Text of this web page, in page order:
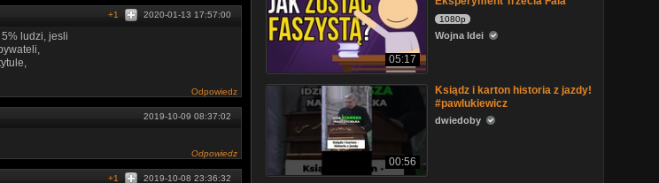
2020-01-13 17:57:00
+1
ludzi, jesli
Odpowiedz
2019-10-09 08:37:02
Odpowiedz
2019-10-08 23:36:32
+1
05:17
1080p
Wojna Idei
00:56
Ksiądz i karton historia z jazdy!
#pawlukiewicz
dwiedoby